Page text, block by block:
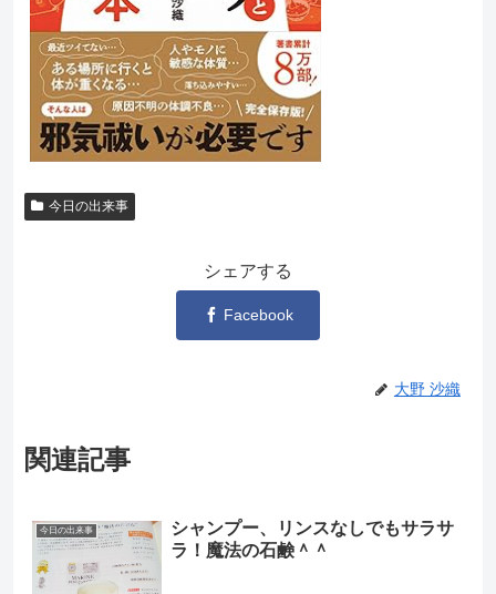
今日の出来事
シェアする
Facebook
大野 沙織
関連記事
今日の出来事
シャンプー、リンスなしでもサラサ
ラ！魔法の石鹸＾＾